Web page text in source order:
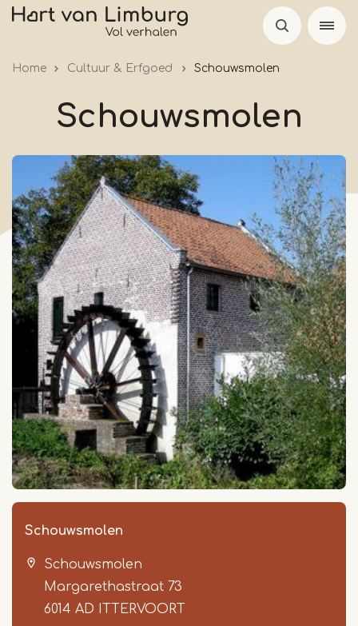
Skip
Home Cultuur & Erfgoed Schouwsmolen
Schouwsmolen
Schouwsmolen
Schouwsmolen
Margarethastraat 73
6014 AD ITTERVOORT